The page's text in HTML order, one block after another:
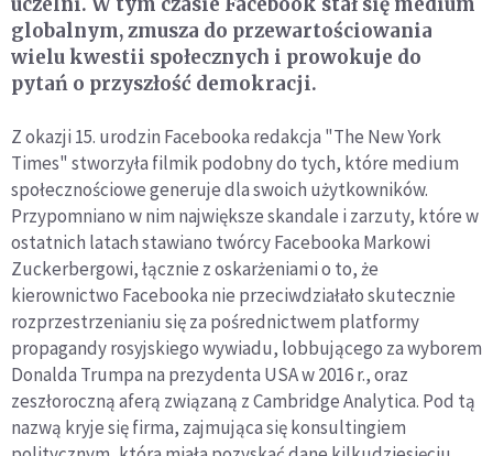
globalnym, zmusza do przewartościowania
wielu kwestii społecznych i prowokuje do
pytań o przyszłość demokracji.
Z okazji 15. urodzin Facebooka redakcja "The New York
Times" stworzyła filmik podobny do tych, które medium
społecznościowe generuje dla swoich użytkowników.
Przypomniano w nim największe skandale i zarzuty, które w
ostatnich latach stawiano twórcy Facebooka Markowi
Zuckerbergowi, łącznie z oskarżeniami o to, że
kierownictwo Facebooka nie przeciwdziałało skutecznie
rozprzestrzenianiu się za pośrednictwem platformy
propagandy rosyjskiego wywiadu, lobbującego za wyborem
Donalda Trumpa na prezydenta USA w 2016 r., oraz
zeszłoroczną aferą związaną z Cambridge Analytica. Pod tą
nazwą kryje się firma, zajmująca się konsultingiem